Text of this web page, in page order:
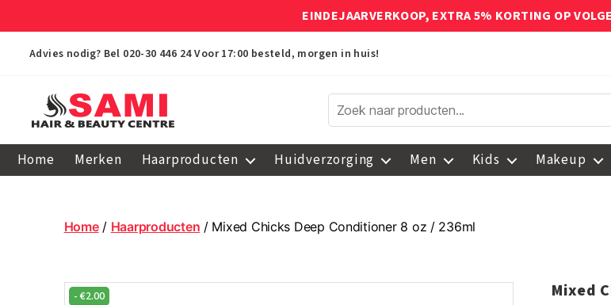
EINDEJAARVERKOOP, EXTRA 5% KORTING OP
Advies nodig? Bel 020-30 446 24 Voor 17:00 besteld, morgen in huis!
Hair
Centre
Home Merken Haarproducten Huidverzorging Men Kids Makeup
Home/ Haarproducten / Mixed Chicks Deep Conditioner 8 oz / 236ml
- €2.00 Mixed